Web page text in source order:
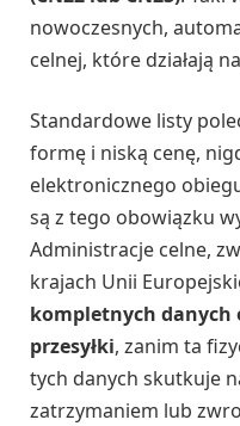
nowoczesnych,
celnej, które działają
Standardowe listy
formę i niską cenę,
elektronicznego
są z tego obowiązku
Administracje celne,
krajach Unii
kompletnych danych
przesyłki, zanim ta
tych danych skutkuje
zatrzymaniem lub